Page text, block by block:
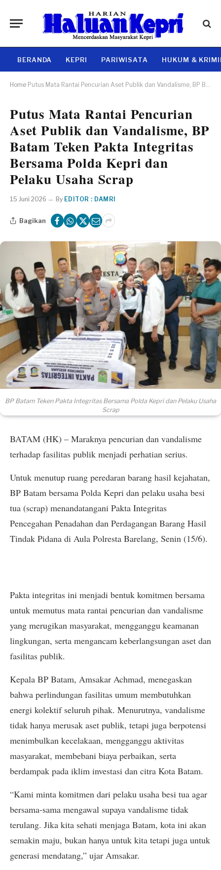
BERANDA KEPRI PARIWISATA HUKUM &
Home Putus Mata Rantai Pencurian Aset Publik dan Vandalisme, BP Batam Teken Pakta Integritas Bersama Polda Kepri dan Pelaku Usaha Scrap
Putus Mata Rantai Pencurian
Aset Publik dan Vandalisme, BP
Batam Teken Pakta Integritas
Bersama Polda Kepri dan
Pelaku Usaha Scrap
15 Juni 2026 By EDITOR : DAMRI
Bagikan
BP Batam Teken Pakta Integritas Bersama Polda Kepri dan Pelaku Usaha
Scrap
BATAM (HK) – Maraknya pencurian dan vandalisme
terhadap fasilitas publik menjadi perhatian serius.
Untuk menutup ruang peredaran barang hasil kejahatan,
BP Batam bersama Polda Kepri dan pelaku usaha besi
tua (scrap) menandatangani Pakta Integritas
Pencegahan Penadahan dan Perdagangan Barang Hasil
Tindak Pidana di Aula Polresta Barelang, Senin (15/6).
Pakta integritas ini menjadi bentuk komitmen bersama
untuk memutus mata rantai pencurian dan vandalisme
yang merugikan masyarakat, mengganggu keamanan
lingkungan, serta mengancam keberlangsungan aset dan
fasilitas publik.
Kepala BP Batam, Amsakar Achmad, menegaskan
bahwa perlindungan fasilitas umum membutuhkan
energi kolektif seluruh pihak. Menurutnya, vandalisme
tidak hanya merusak aset publik, tetapi juga berpotensi
menimbulkan kecelakaan, mengganggu aktivitas
masyarakat, membebani biaya perbaikan, serta
berdampak pada iklim investasi dan citra Kota Batam.
“Kami minta komitmen dari pelaku usaha besi tua agar
bersama-sama mengawal supaya vandalisme tidak
terulang. Jika kita sehati menjaga Batam, kota ini akan
semakin maju, bukan hanya untuk kita tetapi juga untuk
generasi mendatang,” ujar Amsakar.